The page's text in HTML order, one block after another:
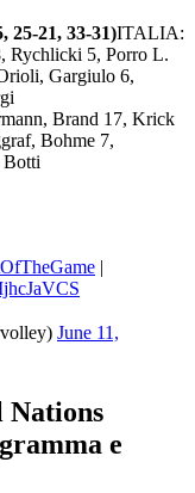
21, 33-31)ITALIA:
Rychlicki 5, Porro L.
Gargiulo 6,
Brand 17, Krick
Bohme 7,
Botti
|
June 11,
e